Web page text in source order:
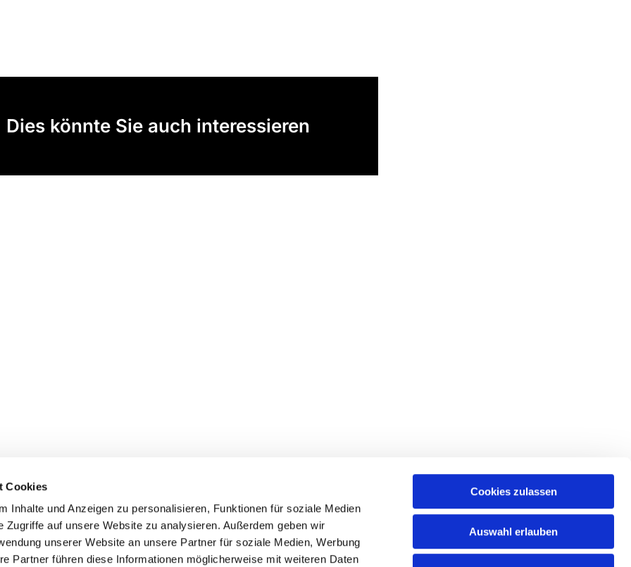
Cookies
Inhalte und Anzeigen zu personalisieren, Funktionen für soziale Medien
Zugriffe auf unsere Website zu analysieren. Außerdem geben wir
unserer Website an unsere Partner für soziale Medien, Werbung
Partner führen diese Informationen möglicherweise mit weiteren Daten
Cookies zulassen
Auswahl erlauben
Dies könnte Sie auch interessieren
Uhlandstraße 32, 45525 Hattingen hattingen-sprockhoevel@kirche-hawi.de